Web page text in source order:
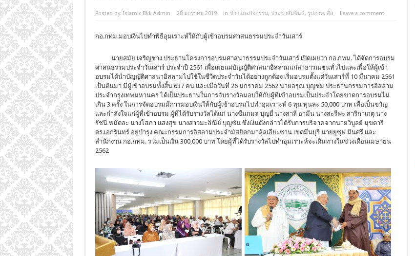
Posted by: Islamic Bkk Admin 28 มกราคม 2019 in ข่าวและกิจกรรม, ประชาสัมพันธ์, รูปภาพ, สื่อ Leave a comment
กอ.กทม.มอบเงินไปทำพิธีอุมเราะห์ให้กับผู้เข้าอบรมศาสนธรรมประจำวันเสาร์
นายสมัย เจริญช่าง ประธานโครงการอบรมศาสนาธรรมประจำวันเสาร์ เปิดเผยว่า กอ.กทม. ได้จัดการอบรม
ศาสนธรรมประจำวันเสาร์ ประจำปี 2561 เพื่อเผยแผ่บัญญัติศาสนาอิสลามแก่สาธารณชนทั่วไปและเพื่อให้ผู้เข้า
อบรมได้นำบัญญัติศาสนาอิสลามไปใช้ในชีวิตประจำวันได้อย่างถูกต้อง เริ่มอบรมตั้งแต่วันเสาร์ที่ 10 มีนาคม 2561
เป็นต้นมา มีผู้เข้าอบรมทั้งสิ้น 637 คน และเมื่อวันที่ 26 มกราคม 2562 นายอรุณ บุญชม ประธานกรรมการอิสลาม
ประจำกรุงเทพมหานคร ได้เป็นประธานในการจับรางวัลมอบให้กับผู้ที่เข้าอบรมเป็นประจำโดยขาดการอบรมไม่
เกิน 3 ครั้ง ในการจัดอบรมมีการมอบเงินให้กับผู้เข้าอบรมไปทำอุมเราะห์ 6 ทุน ทุนละ 50,000 บาท เพื่อเป็นขวัญ
และกำลังใจแก่ผู้ที่เข้าอบรม ผู้ที่ได้รับรางวัลได้แก่ นางชื่นกมล บุญยี่ นางสาลี่ อามีน นางสะรีฟะ สาริกาเกตุ นาง
รัชนี หมัดละ นางโสภา แสงสุข นางสาวมะลิณีย์ บุญซัน ซึ่งเงินดังกล่าวได้รับการบริจาคจากนายวิบูลย์ มุขตารี
ดร.เอกรินทร์ อยู่บำรุง คณะกรรมการอิสลามประจำมัสยิดกมาลุ้ลเอียะซาน เขตมีนบุรี นายยูซุฟ มินศรี และ
สำนักงาน กอ.กทม. รวมเป็นเงิน 300,000 บาท โดยผู้ที่ได้รับรางวัลไปทำอุมเราะห์จะเดินทางในช่วงเดือนเมษายน
2562